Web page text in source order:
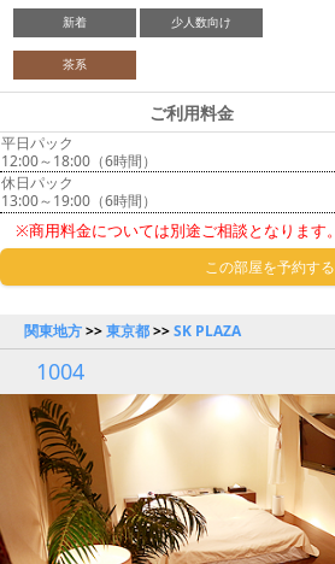
新着 少人数向け
茶系
ご利用料金
平日パック
12:00～18:00（6時間）
休日パック
13:00～19:00（6時間）
※商用料金については別途ご相談となります。
この部屋を予約する
関東地方>>東京都>>SK PLAZA
1004